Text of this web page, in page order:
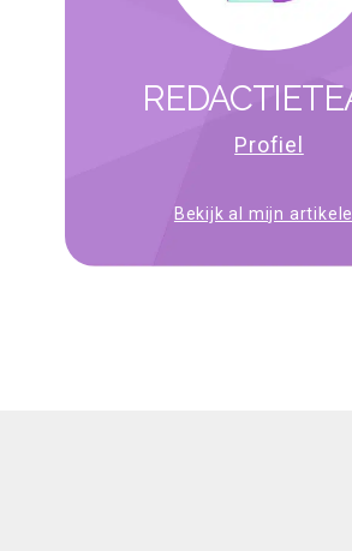
Profiel
Bekijk al mijn